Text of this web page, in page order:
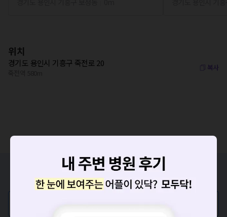
위치
경기도 용인시 기흥구 죽전로 20 복사
증상/치료, 궁금한 점이 있나요?
의사가 직접 답해드려요!